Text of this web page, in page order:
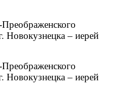
Новокузнецка – иерей
Новокузнецка – иерей